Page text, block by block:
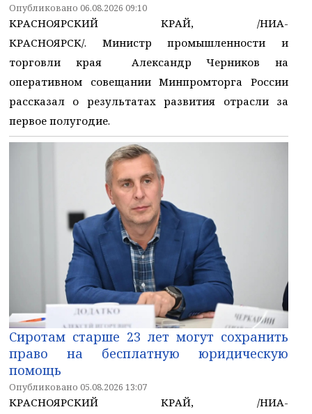
Опубликовано 06.08.2026 09:10
КРАСНОЯРСКИЙ КРАЙ, /НИА-
КРАСНОЯРСК/. Министр промышленности и
торговли края Александр Черников на
оперативном совещании Минпромторга России
рассказал о результатах развития отрасли за
первое полугодие.
Сиротам старше 23 лет могут сохранить
право на бесплатную юридическую
помощь
Опубликовано 05.08.2026 13:07
КРАСНОЯРСКИЙ КРАЙ, /НИА-